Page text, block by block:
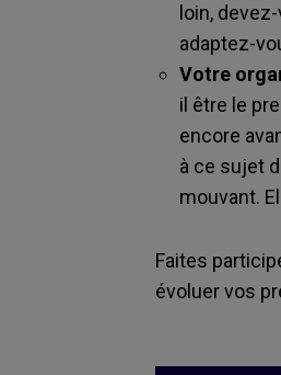
loin,
adaptez-
Votre
il être le
encore
à ce sujet
mouvant.
Faites
évoluer vos